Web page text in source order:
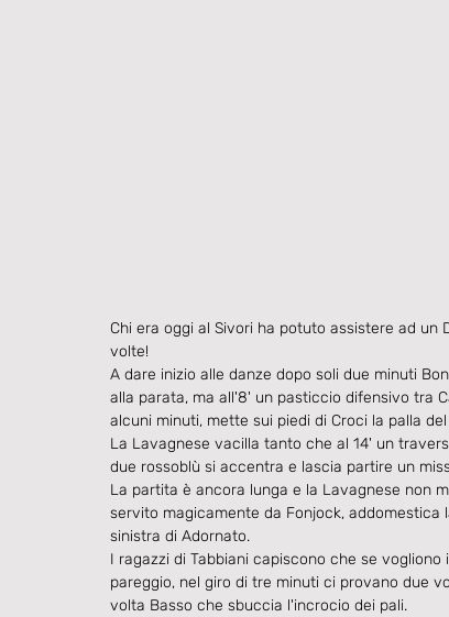
Chi era oggi al Sivori ha potuto assistere ad
volte!
A dare inizio alle danze dopo soli due minuti
alla parata, ma all'8' un pasticcio difensivo tra
alcuni minuti, mette sui piedi di Croci la palla
La Lavagnese vacilla tanto che al 14' un
due rossoblù si accentra e lascia partire un
La partita è ancora lunga e la Lavagnese non
servito magicamente da Fonjock,
sinistra di Adornato.
I ragazzi di Tabbiani capiscono che se
pareggio, nel giro di tre minuti ci provano due
volta Basso che sbuccia l'incrocio dei pali.